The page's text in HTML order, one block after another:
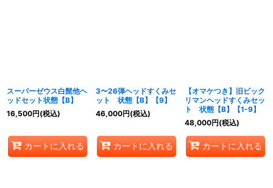
絞り込む
スーパーゼウス白髭他ヘ
ッドセット状態【B】
16,500円(税込)
カートに入れる
3〜26弾ヘッドすくみセ
ット 状態【B】【9】
46,000円(税込)
カートに入れる
【オマケつき】旧ビック
リマンヘッドすくみセッ
ト 状態【B】【1-9】
48,000円(税込)
カートに入れる